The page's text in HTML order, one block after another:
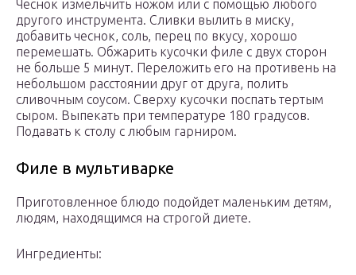
Чеснок измельчить ножом или с помощью любого
другого инструмента. Сливки вылить в миску,
добавить чеснок, соль, перец по вкусу, хорошо
перемешать. Обжарить кусочки филе с двух сторон
не больше 5 минут. Переложить его на противень на
небольшом расстоянии друг от друга, полить
сливочным соусом. Сверху кусочки поспать тертым
сыром. Выпекать при температуре 180 градусов.
Подавать к столу с любым гарниром.
Филе в мультиварке
Приготовленное блюдо подойдет маленьким детям,
людям, находящимся на строгой диете.
Ингредиенты: